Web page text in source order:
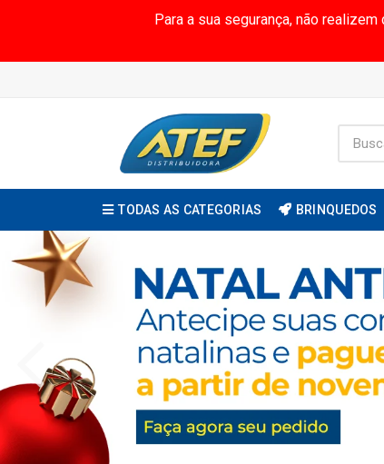
Para a sua segurança, não
TODAS AS CATEGORIAS BRINQUEDOS